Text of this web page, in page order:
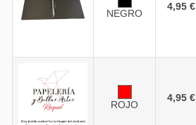
NEGRO
4,95 €
ROJO
4,95 €